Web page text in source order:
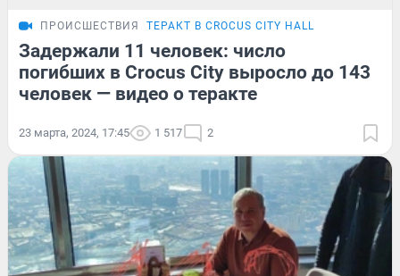
ПРОИСШЕСТВИЯ ТЕРАКТ В CROCUS CITY HALL
Задержали 11 человек: число
погибших в Crocus City выросло до 143
человек — видео о теракте
23 марта, 2024, 17:45 1 517 2